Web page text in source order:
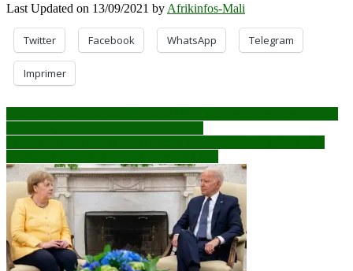
Last Updated on 13/09/2021 by Afrikinfos-Mali
Twitter Facebook WhatsApp Telegram
Imprimer
Navigation
de
l’article